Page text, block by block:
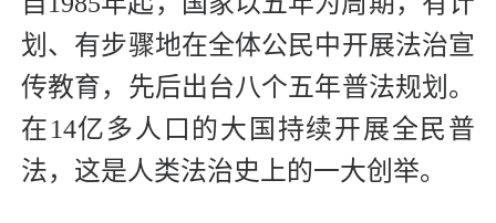
划、有步骤地在全体公民中开展法治宣
传教育，先后出台八个五年普法规划。
在14亿多人口的大国持续开展全民普
法，这是人类法治史上的一大创举。